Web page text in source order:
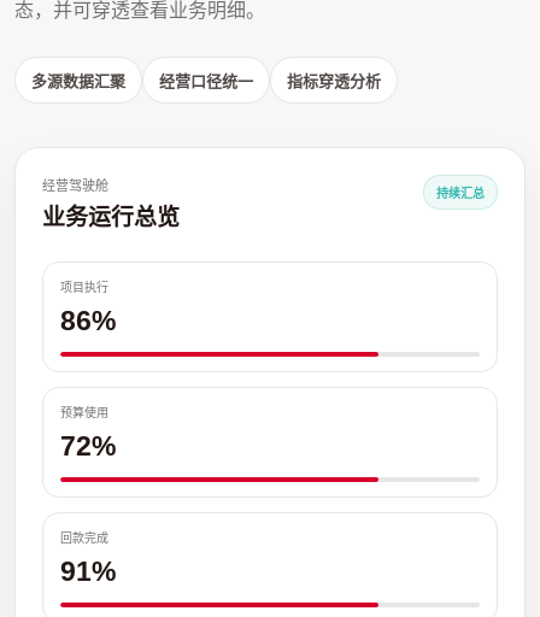
态，并可穿透查看业务明细。
多源数据汇聚 经营口径统一 指标穿透分析
经营驾驶舱
业务运行总览
持续汇总
项目执行
86%
预算使用
72%
回款完成
91%